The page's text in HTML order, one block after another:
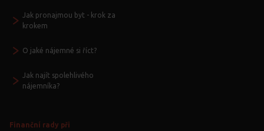
Jak pronajmou byt - krok za
krokem
O jaké nájemné si říct?
Jak najít spolehlivého
nájemníka?
Finanční rady při